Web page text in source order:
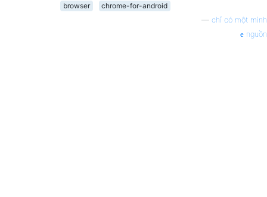
browser
chrome-for-android
chỉ có một mình
nguồn